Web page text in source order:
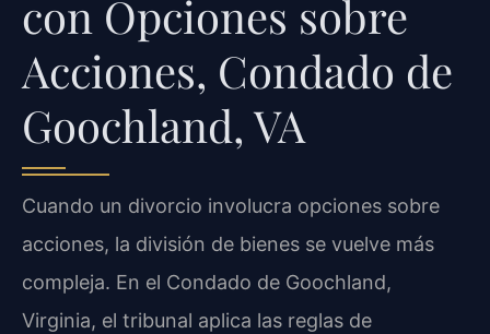
con Opciones sobre
Acciones, Condado de
Goochland, VA
Cuando un divorcio involucra opciones sobre
acciones, la división de bienes se vuelve más
compleja. En el Condado de Goochland,
Virginia, el tribunal aplica las reglas de